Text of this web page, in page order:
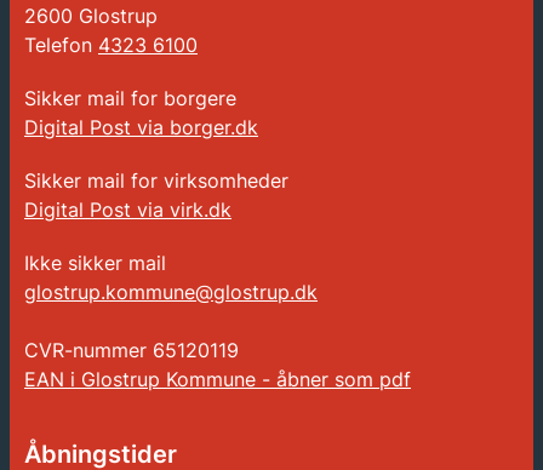
2600 Glostrup
Telefon 4323 6100
Sikker mail for borgere
Digital Post via borger.dk
Sikker mail for virksomheder
Digital Post via virk.dk
Ikke sikker mail
glostrup.kommune@glostrup.dk
CVR-nummer 65120119
EAN i Glostrup Kommune - åbner som pdf
Åbningstider